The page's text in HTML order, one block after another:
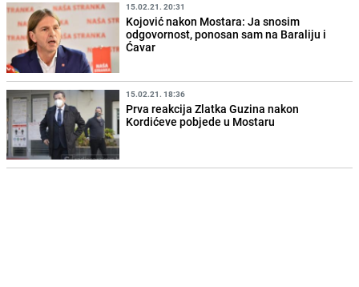
15.02.21. 20:31
Kojović nakon Mostara: Ja snosim
odgovornost, ponosan sam na Baraliju i
Ćavar
15.02.21. 18:36
Prva reakcija Zlatka Guzina nakon
Kordićeve pobjede u Mostaru